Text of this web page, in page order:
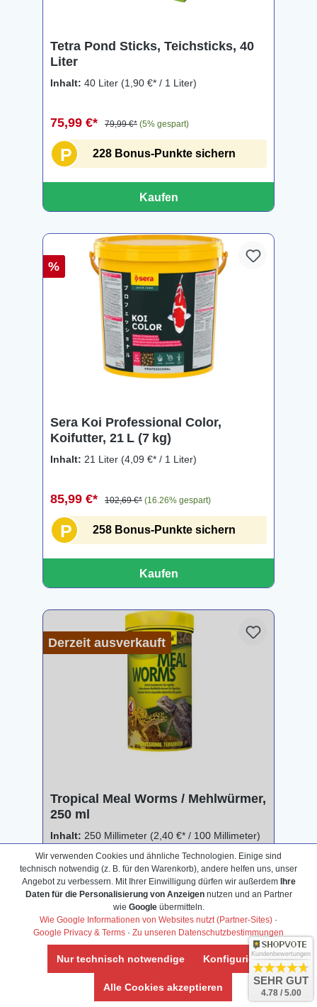
Tetra Pond Sticks, Teichsticks, 40
Liter
Inhalt: 40 Liter (1,90 €* / 1 Liter)
75,99 €* 79,99 €* (5% gespart)
P 228 Bonus-Punkte sichern
Kaufen
%
Sera Koi Professional Color,
Koifutter, 21 L (7 kg)
Inhalt: 21 Liter (4,09 €* / 1 Liter)
85,99 €* 102,69 €* (16.26% gespart)
P 258 Bonus-Punkte sichern
Kaufen
Derzeit ausverkauft
Tropical Meal Worms / Mehlwürmer,
250 ml
Inhalt: 250 Millimeter (2,40 €* / 100 Millimeter)
5,99 €*
18 Bonus-Punkte sichern
Wir verwenden Cookies und ähnliche Technologien. Einige sind
technisch notwendig (z. B. für den Warenkorb), andere helfen uns, unser
Angebot zu verbessern. Mit Ihrer Einwilligung dürfen wir außerdem Ihre
Daten für die Personalisierung von Anzeigennutzen und an Partner
wie Googleübermitteln.
Wie Google Informationen von Websites nutzt (Partner-Sites) ·
Google Privacy & Terms · Zu unseren Datenschutzbestimmungen
Nur technisch notwendige Konfigurieren
Alle Cookies akzeptieren
Kundenbewertungen
SEHR GUT
4.78 / 5.00